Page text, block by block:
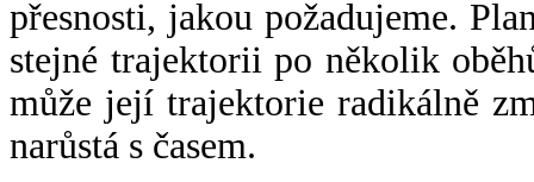
přesnosti, jakou požadujeme.
stejné trajektorii po několik
může její trajektorie radikálně
narůstá s časem.